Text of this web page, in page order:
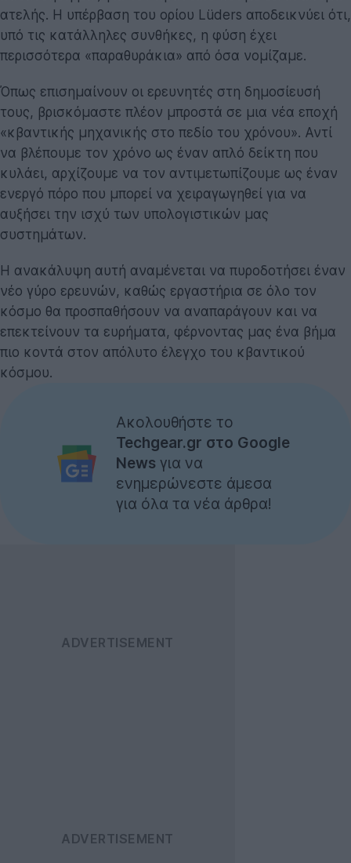
ατελής. Η υπέρβαση του ορίου Lüders αποδεικνύει ότι,
υπό τις κατάλληλες συνθήκες, η φύση έχει
περισσότερα «παραθυράκια» από όσα νομίζαμε.
Όπως επισημαίνουν οι ερευνητές στη δημοσίευσή
τους, βρισκόμαστε πλέον μπροστά σε μια νέα εποχή
«κβαντικής μηχανικής στο πεδίο του χρόνου». Αντί
να βλέπουμε τον χρόνο ως έναν απλό δείκτη που
κυλάει, αρχίζουμε να τον αντιμετωπίζουμε ως έναν
ενεργό πόρο που μπορεί να χειραγωγηθεί για να
αυξήσει την ισχύ των υπολογιστικών μας
συστημάτων.
Η ανακάλυψη αυτή αναμένεται να πυροδοτήσει έναν
νέο γύρο ερευνών, καθώς εργαστήρια σε όλο τον
κόσμο θα προσπαθήσουν να αναπαράγουν και να
επεκτείνουν τα ευρήματα, φέρνοντας μας ένα βήμα
πιο κοντά στον απόλυτο έλεγχο του κβαντικού
κόσμου.
Ακολουθήστε το
Techgear.gr στο Google
News για να
ενημερώνεστε άμεσα
για όλα τα νέα άρθρα!